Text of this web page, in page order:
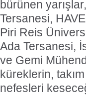
bürünen
Tersanesi,
Piri Reis
Ada Tersanesi,
ve Gemi
küreklerin,
nefesleri